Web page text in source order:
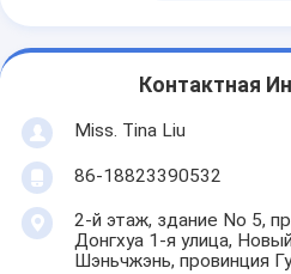
Контактная
Miss. Tina Liu
86-18823390532
2-й этаж, здание No 5,
Донгхуа 1-я улица,
Шэньчжэнь, провинция